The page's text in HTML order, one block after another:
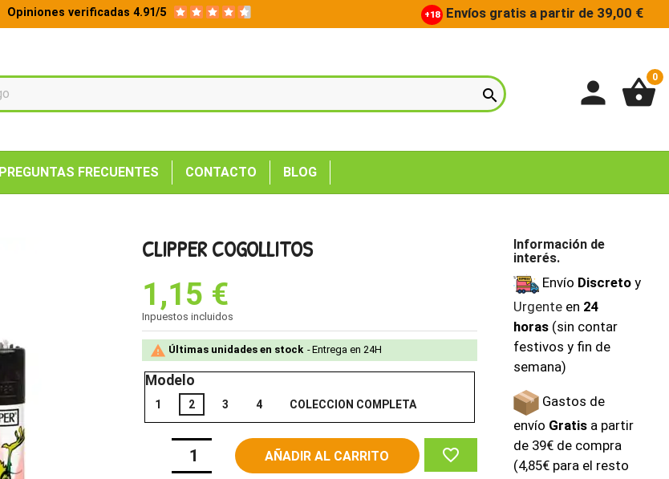
Opiniones verificadas 4.91/5 +18 Envíos gratis a partir de 39,00 €
 person shopping_basket
0
PREGUNTAS FRECUENTES CONTACTO BLOG
CLIPPER COGOLLITOS
1,15 €
Inpuestos incluidos
 Últimas unidades en stock Entrega en 24H
Modelo
1 2 3 4 COLECCION COMPLETA
AÑADIR AL CARRITO favorite_border
Información de
interés.
Envío Discretoy
Urgenteen 24
horas(sin contar
festivos y fin de
semana)
Gastos de
envío Gratisa partir
de 39€ de compra
(4,85€ para el resto